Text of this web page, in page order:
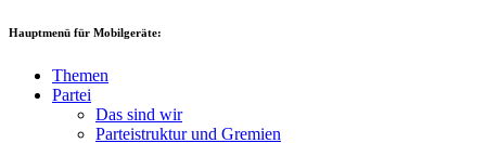
Hauptmenü für Mobilgeräte:
Themen
Partei
Das sind wir
Parteistruktur und Gremien